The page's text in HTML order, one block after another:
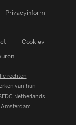
Privacyinform
Cookiev
rechten
van hun
Netherlands
Amsterdam,